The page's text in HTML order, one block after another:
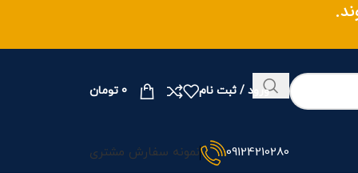
ورود / ثبت نام 0 تومان
09124210280 نمونه سفارش مشتری